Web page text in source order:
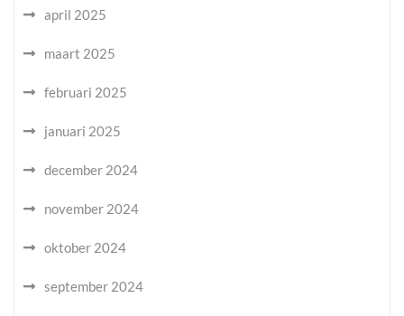
april 2025
maart 2025
februari 2025
januari 2025
december 2024
november 2024
oktober 2024
september 2024